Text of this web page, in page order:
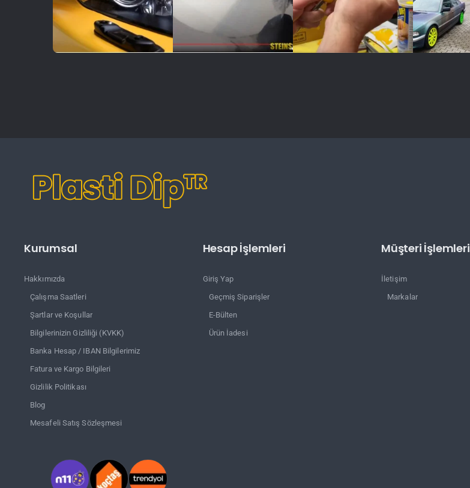
Kurumsal
Hakkımızda
Çalışma Saatleri
Şartlar ve Koşullar
Bilgilerinizin Gizliliği (KVKK)
Banka Hesap / IBAN Bilgilerimiz
Fatura ve Kargo Bilgileri
Gizlilik Politikası
Blog
Mesafeli Satış Sözleşmesi
Hesap İşlemleri
Giriş Yap
Geçmiş Siparişler
E-Bülten
Ürün İadesi
Müşteri İşlemleri
İletişim
Markalar